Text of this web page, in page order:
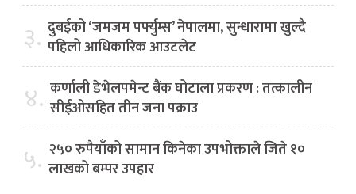
३. दुबईको ‘जमजम पर्फ्युम्स’ नेपालमा, सुन्धारामा खुल्दै
पहिलो आधिकारिक आउटलेट
४. कर्णाली डेभेलपमेन्ट बैंक घोटाला प्रकरण : तत्कालीन
सीईओसहित तीन जना पक्राउ
५. २५० रुपैयाँको सामान किनेका उपभोक्ताले जिते १०
लाखको बम्पर उपहार